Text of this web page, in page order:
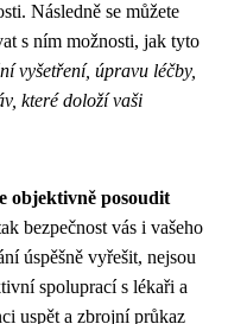
Následně se můžete
s ním možnosti, jak tyto
vyšetření, úpravu léčby,
které doloží vaši
objektivně posoudit
bezpečnost vás i vašeho
úspěšně vyřešit, nejsou
spoluprací s lékaři a
uspět a zbrojní průkaz